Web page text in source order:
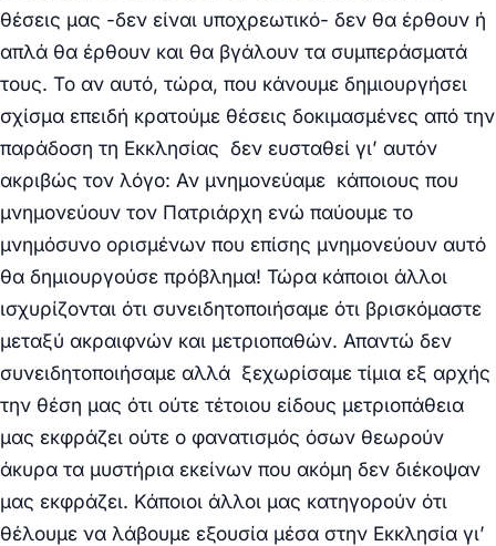
θέσεις μας -δεν είναι υποχρεωτικό- δεν θα έρθουν ή
απλά θα έρθουν και θα βγάλουν τα συμπεράσματά
τους. Το αν αυτό, τώρα, που κάνουμε δημιουργήσει
σχίσμα επειδή κρατούμε θέσεις δοκιμασμένες από την
παράδοση τη Εκκλησίας δεν ευσταθεί γι’ αυτόν
ακριβώς τον λόγο: Αν μνημονεύαμε κάποιους που
μνημονεύουν τον Πατριάρχη ενώ παύουμε το
μνημόσυνο ορισμένων που επίσης μνημονεύουν αυτό
θα δημιουργούσε πρόβλημα! Τώρα κάποιοι άλλοι
ισχυρίζονται ότι συνειδητοποιήσαμε ότι βρισκόμαστε
μεταξύ ακραιφνών και μετριοπαθών. Απαντώ δεν
συνειδητοποιήσαμε αλλά ξεχωρίσαμε τίμια εξ αρχής
την θέση μας ότι ούτε τέτοιου είδους μετριοπάθεια
μας εκφράζει ούτε ο φανατισμός όσων θεωρούν
άκυρα τα μυστήρια εκείνων που ακόμη δεν διέκοψαν
μας εκφράζει. Κάποιοι άλλοι μας κατηγορούν ότι
θέλουμε να λάβουμε εξουσία μέσα στην Εκκλησία γι’